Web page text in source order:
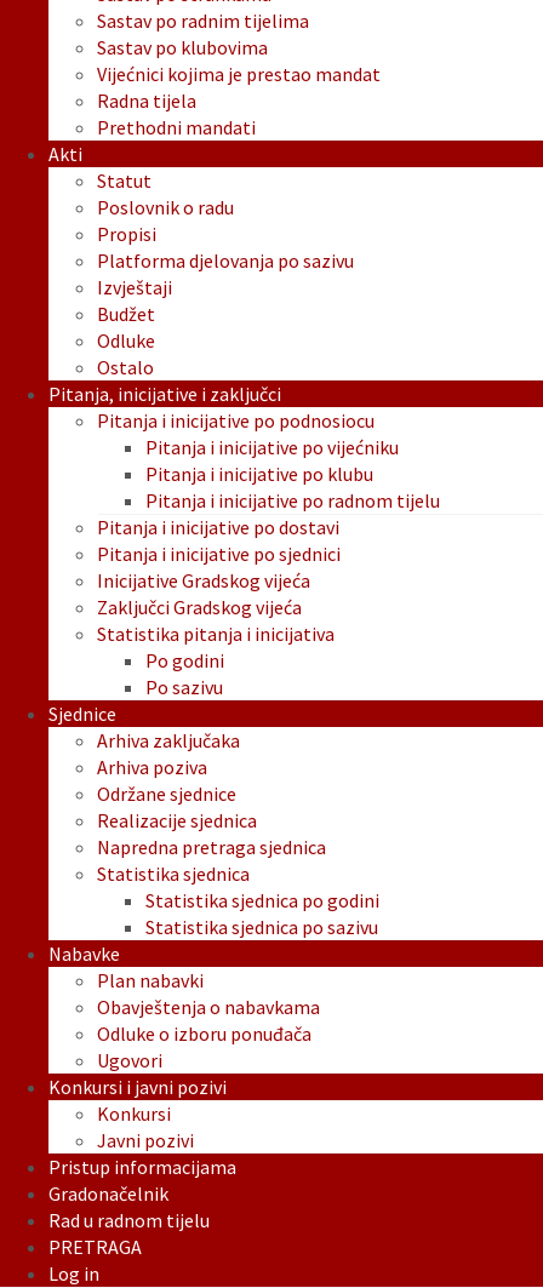
Sastav po radnim tijelima
Sastav po klubovima
Vijećnici kojima je prestao mandat
Radna tijela
Prethodni mandati
Akti
Statut
Poslovnik o radu
Propisi
Platforma djelovanja po sazivu
Izvještaji
Budžet
Odluke
Ostalo
Pitanja, inicijative i zaključci
Pitanja i inicijative po podnosiocu
Pitanja i inicijative po vijećniku
Pitanja i inicijative po klubu
Pitanja i inicijative po radnom tijelu
Pitanja i inicijative po dostavi
Pitanja i inicijative po sjednici
Inicijative Gradskog vijeća
Zaključci Gradskog vijeća
Statistika pitanja i inicijativa
Po godini
Po sazivu
Sjednice
Arhiva zaključaka
Arhiva poziva
Održane sjednice
Realizacije sjednica
Napredna pretraga sjednica
Statistika sjednica
Statistika sjednica po godini
Statistika sjednica po sazivu
Nabavke
Plan nabavki
Obavještenja o nabavkama
Odluke o izboru ponuđača
Ugovori
Konkursi i javni pozivi
Konkursi
Javni pozivi
Pristup informacijama
Gradonačelnik
Rad u radnom tijelu
PRETRAGA
Log in